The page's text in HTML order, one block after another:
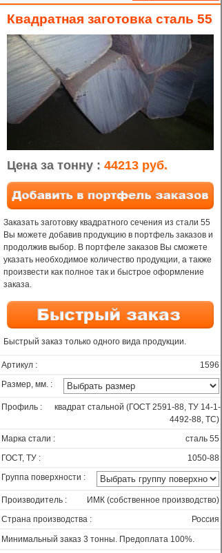
Квадратная заготовка сталь 55
Цена за тонну : 44213 руб.
Заказать заготовку квадратного сечения из стали 55
Вы можете добавив продукцию в портфель заказов и
продолжив выбор. В портфеле заказов Вы сможете
указать необходимое количество продукции, а также
произвести как полное так и быстрое оформление
заказа.
Быстрый заказ только одного вида продукции.
Артикул :
1596
Размер, мм. :
Профиль :
квадрат стальной (ГОСТ 2591-88, ТУ 14-1-
4492-88, ТС)
Марка стали :
сталь 55
ГОСТ, ТУ :
1050-88
Группа поверхности :
Производитель :
ИМК (собственное производство)
Страна производства :
Россия
Минимальный заказ 3 тонны. Предоплата 100%.